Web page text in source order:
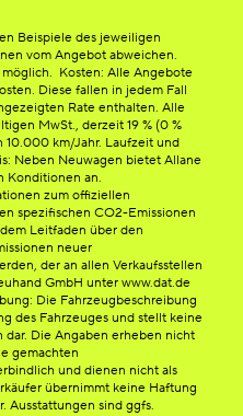
Beispiele des jeweiligen
vom Angebot abweichen.
Kosten: Alle Angebote
Diese fallen in jedem Fall
Rate enthalten. Alle
MwSt., derzeit 19 % (0 %
10.000 km/Jahr. Laufzeit und
Neben Neuwagen bietet Allane
Konditionen an.
zum offiziellen
spezifischen CO2-Emissionen
Leitfaden über den
neuer
der an allen Verkaufsstellen
GmbH unter www.dat.de
Die Fahrzeugbeschreibung
des Fahrzeuges und stellt keine
Die Angaben erheben nicht
gemachten
und dienen nicht als
übernimmt keine Haftung
Ausstattungen sind ggfs.